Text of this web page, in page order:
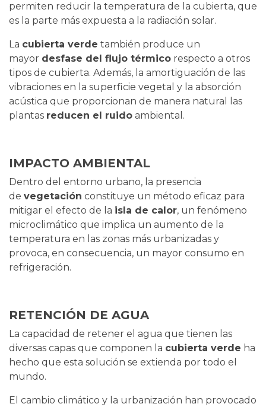
permiten reducir la temperatura de la cubierta, que
es la parte más expuesta a la radiación solar.
La cubierta verde también produce un
mayor desfase del flujo térmico respecto a otros
tipos de cubierta. Además, la amortiguación de las
vibraciones en la superficie vegetal y la absorción
acústica que proporcionan de manera natural las
plantas reducen el ruido ambiental.
IMPACTO AMBIENTAL
Dentro del entorno urbano, la presencia
de vegetación constituye un método eficaz para
mitigar el efecto de la isla de calor, un fenómeno
microclimático que implica un aumento de la
temperatura en las zonas más urbanizadas y
provoca, en consecuencia, un mayor consumo en
refrigeración.
RETENCIÓN DE AGUA
La capacidad de retener el agua que tienen las
diversas capas que componen la cubierta verde ha
hecho que esta solución se extienda por todo el
mundo.
El cambio climático y la urbanización han provocado